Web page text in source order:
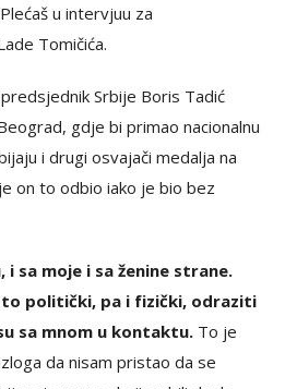
u intervjuu za
Tomičića.
Srbije Boris Tadić
gdje bi primao nacionalnu
i drugi osvajači medalja na
on to odbio iako je bio bez
sa moje i sa ženine strane.
to politički, pa i fizički, odraziti
sa mnom u kontaktu. To je
da nisam pristao da se